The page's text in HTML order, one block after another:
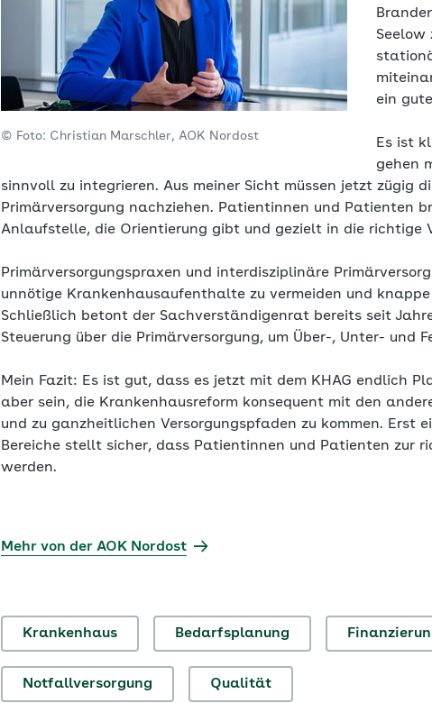
© Foto: Christian Marschler, AOK Nordost
Seelow
ein
Es ist
gehen
sinnvoll zu integrieren. Aus meiner Sicht müssen jetzt zügig
Primärversorgung nachziehen. Patientinnen und Patienten
Anlaufstelle, die Orientierung gibt und gezielt in die richtige
Primärversorgungspraxen und interdisziplinäre
unnötige Krankenhausaufenthalte zu vermeiden und knappe
Schließlich betont der Sachverständigenrat bereits seit
Steuerung über die Primärversorgung, um Über-, Unter- und
Mein Fazit: Es ist gut, dass es jetzt mit dem KHAG endlich
aber sein, die Krankenhausreform konsequent mit den
und zu ganzheitlichen Versorgungspfaden zu kommen. Erst
Bereiche stellt sicher, dass Patientinnen und Patienten zur
werden.
Mehr von der AOK Nordost
Krankenhaus Bedarfsplanung
Notfallversorgung Qualität